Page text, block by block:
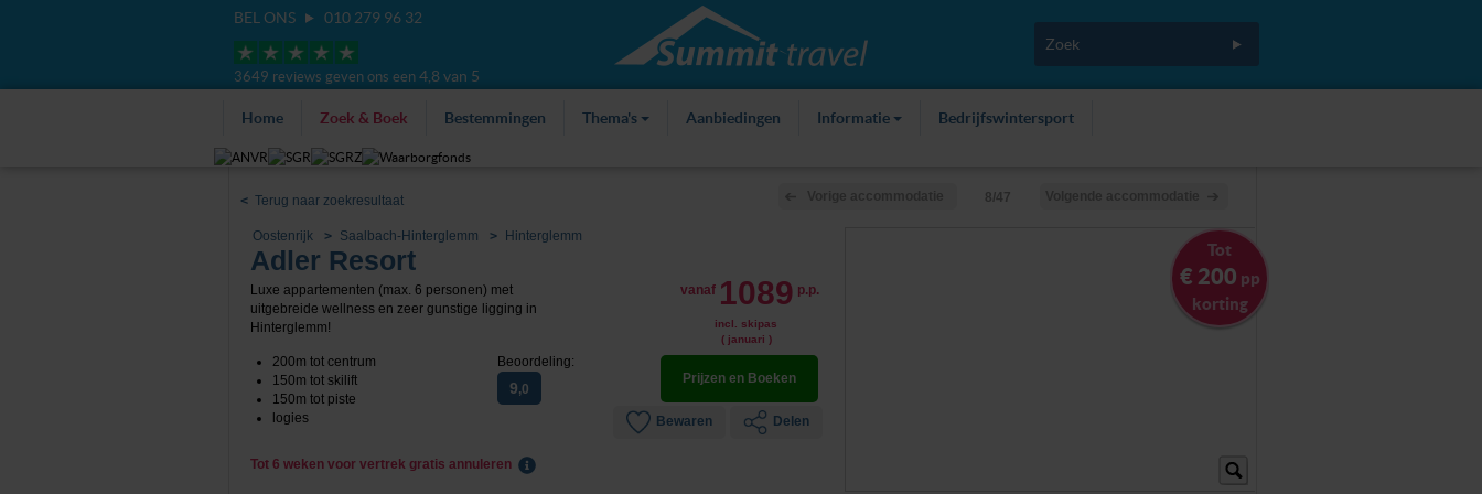
BEL ONS 010 279 96 32
3649 reviews geven ons een 4,8 van 5
Home Zoek & Boek Bestemmingen Thema's Aanbiedingen Informatie Bedrijfswintersport
<Terug naar zoekresultaat 8/47
Oostenrijk Saalbach-Hinterglemm Hinterglemm
Adler Resort
Luxe appartementen (max. 6 personen) met
uitgebreide wellness en zeer gunstige ligging in
Hinterglemm!
vanaf 1089 p.p.
incl. skipas
( januari )
200m tot centrum
150m tot skilift
150m tot piste
logies
Prijzen en Boeken
Bewaren Delen
Beoordeling:
9,0
Tot 6 weken voor vertrek gratis annuleren
Tot
€ 200 pp
korting